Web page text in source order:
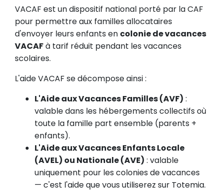
VACAF est un dispositif national porté par la CAF
pour permettre aux familles allocataires
d'envoyer leurs enfants en colonie de vacances
VACAFà tarif réduit pendant les vacances
scolaires.
L'aide VACAF se décompose ainsi :
L'Aide aux Vacances Familles (AVF) :
valable dans les hébergements collectifs où
toute la famille part ensemble (parents +
enfants).
L'Aide aux Vacances Enfants Locale
(AVEL) ou Nationale (AVE) : valable
uniquement pour les colonies de vacances
— c'est l'aide que vous utiliserez sur Totemia.